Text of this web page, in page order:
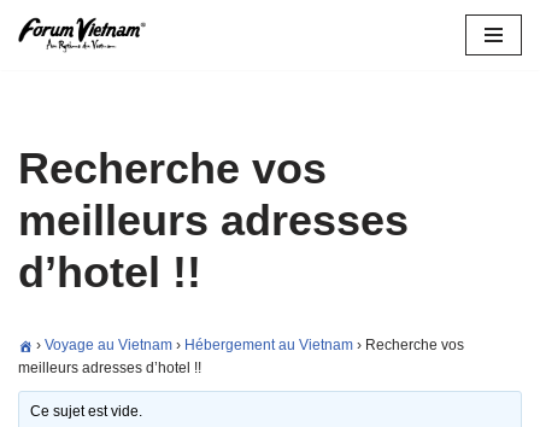
Recherche vos
meilleurs adresses
d’hotel !!
› Voyage au Vietnam › Hébergement au Vietnam › Recherche vos
meilleurs adresses d’hotel !!
Ce sujet est vide.